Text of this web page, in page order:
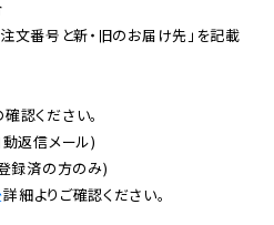
注文番号と新・旧のお届け先」を記載
認ください。
返信メール)
録済の方のみ)
詳細よりご確認ください。